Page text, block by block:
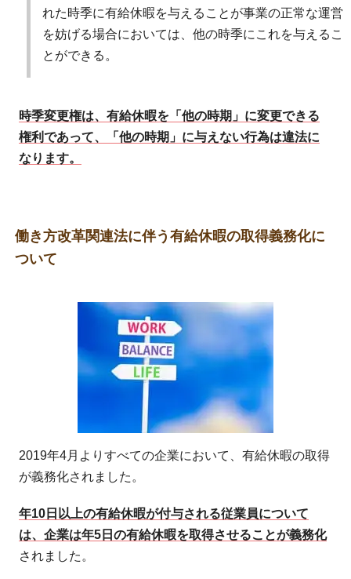
れた時季に有給休暇を与えることが事業の正常な運営
を妨げる場合においては、他の時季にこれを与えるこ
とができる。
時季変更権は、有給休暇を「他の時期」に変更できる
権利であって、「他の時期」に与えない行為は違法に
なります。
働き方改革関連法に伴う有給休暇の取得義務化に
ついて
2019年4月よりすべての企業において、有給休暇の取得
が義務化されました。
年10日以上の有給休暇が付与される従業員について
は、企業は年5日の有給休暇を取得させることが義務化
されました。